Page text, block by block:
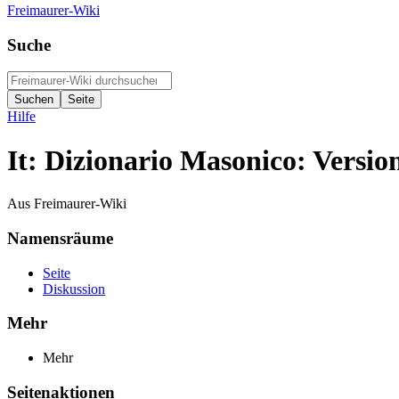
Freimaurer-Wiki
Suche
Hilfe
It: Dizionario Masonico:
Aus Freimaurer-Wiki
Namensräume
Seite
Diskussion
Mehr
Mehr
Seitenaktionen